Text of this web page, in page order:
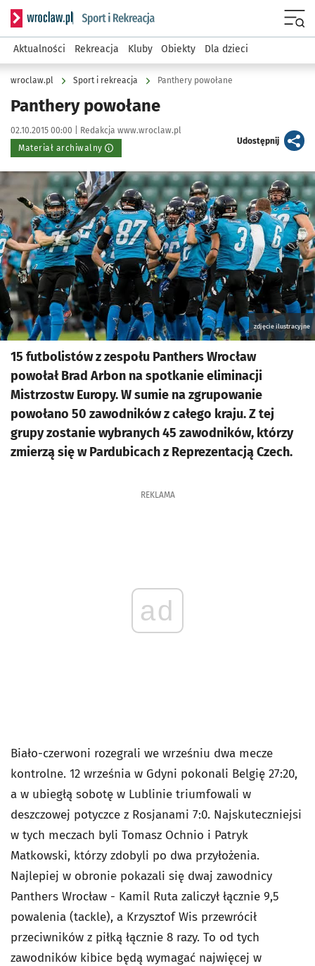
Serwis informacyjny wroclaw.pl podserwis: Sport i rekreacja
Aktualności Rekreacja Kluby Obiekty Dla dzieci
wroclaw.pl Sport i rekreacja Panthery powołane
Panthery powołane
Data publikacji:
02.10.2015 00:00 | Autor:
Redakcja www.wroclaw.pl
Materiał archiwalny
Udostępnijartykuł
Kliknij, aby powiększyć
zdjęcie ilustracyjne
15 futbolistów z zespołu Panthers Wrocław
powołał Brad Arbon na spotkanie eliminacji
Mistrzostw Europy. W sumie na zgrupowanie
powołano 50 zawodników z całego kraju. Z tej
grupy zostanie wybranych 45 zawodników, którzy
zmierzą się w Pardubicach z Reprezentacją Czech.
REKLAMA
ad
Biało-czerwoni rozegrali we wrześniu dwa mecze
kontrolne. 12 września w Gdyni pokonali Belgię 27:20,
a w ubiegłą sobotę w Lublinie triumfowali w
deszczowej potyczce z Rosjanami 7:0. Najskuteczniejsi
w tych meczach byli Tomasz Ochnio i Patryk
Matkowski, którzy zdobyli po dwa przyłożenia.
Najlepiej w obronie pokazali się dwaj zawodnicy
Panthers Wrocław - Kamil Ruta zaliczył łącznie 9,5
powalenia (tackle), a Krzysztof Wis przewrócił
przeciwników z piłką łącznie 8 razy. To od tych
zawodników kibice będą wymagać najwięcej w